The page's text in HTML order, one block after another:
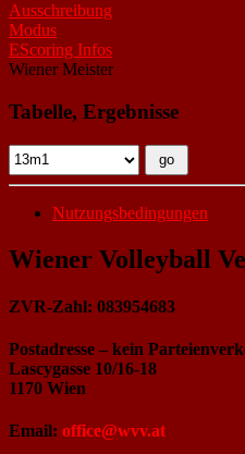
Ausschreibung
Modus
EScoring Infos
Wiener Meister
Tabelle, Ergebnisse
Nutzungsbedingungen
Wiener Volleyball
ZVR-Zahl: 083954683
Postadresse – kein
Lascygasse 10/16-18
1170 Wien
Email: office@wvv.at